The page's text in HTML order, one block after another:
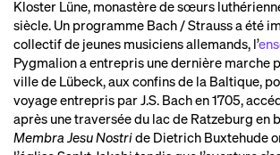
Kloster Lüne, monastère de sœurs
siècle. Un programme Bach / Strauss a été
collectif de jeunes musiciens allemands, l’
Pygmalion a entrepris une dernière marche
ville de Lübeck, aux confins de la Baltique,
voyage entrepris par J.S. Bach en 1705,
après une traversée du lac de Ratzeburg en
Membra Jesu Nostride Dietrich Buxtehude